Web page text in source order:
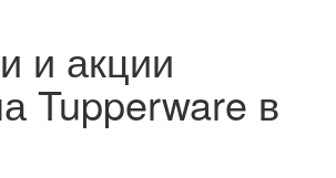
и акции
Tupperware в